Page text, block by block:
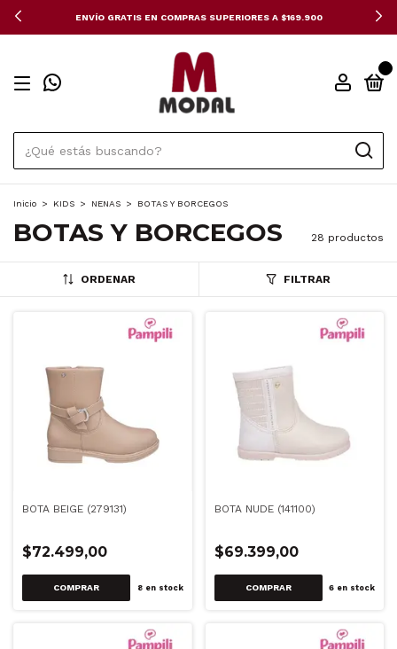
ENVÍO GRATIS EN COMPRAS SUPERIORES A $169.900
Inicio > KIDS > NENAS > BOTAS Y BORCEGOS
BOTAS Y BORCEGOS 28 productos
ORDENAR FILTRAR
BOTA BEIGE (279131)
$72.499,00
COMPRAR 8en stock
BOTA NUDE (141100)
$69.399,00
COMPRAR 6 en stock